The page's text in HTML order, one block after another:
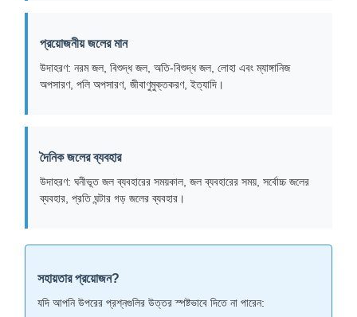
প্রয়োজনীয় জলের মান
উদাহরণ: নরম জল, বিশুদ্ধ জল, অতি-বিশুদ্ধ জল, লোহা এবং ম্যাঙ্গানিজ
অপসারণ, পলি অপসারণ, জীবাণুমুক্তকরণ, ইত্যাদি।
দৈনিক জলের ব্যবহার
উদাহরণ: ঘনীভূত জল ব্যবহারের সময়কাল, জল ব্যবহারের সময়, সর্বোচ্চ জলের
ব্যবহার, প্রতি ঘন্টার গড় জলের ব্যবহার।
সহায়তার প্রয়োজন?
যদি আপনি উপরের প্রশ্নগুলির উত্তর স্পষ্টভাবে দিতে না পারেন: